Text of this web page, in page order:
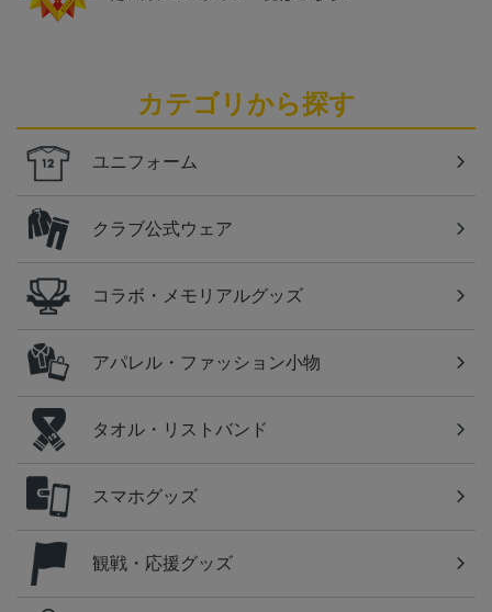
カテゴリから探す
ユニフォーム
クラブ公式ウェア
コラボ・メモリアルグッズ
アパレル・ファッション小物
タオル・リストバンド
スマホグッズ
観戦・応援グッズ